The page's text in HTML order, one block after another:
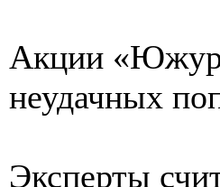
Акции
неудачных
Эксперты